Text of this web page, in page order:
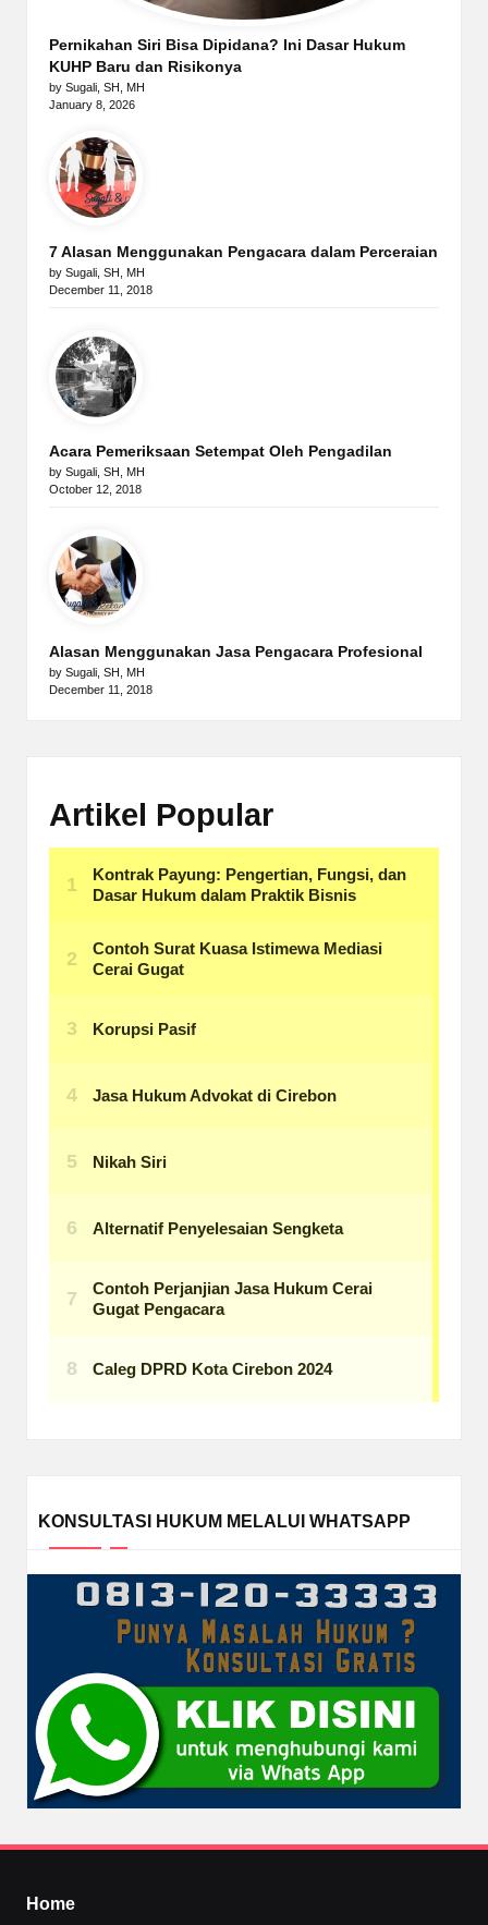
Pernikahan Siri Bisa Dipidana? Ini Dasar Hukum
KUHP Baru dan Risikonya
by Sugali, SH, MH
January 8, 2026
7 Alasan Menggunakan Pengacara dalam Perceraian
by Sugali, SH, MH
December 11, 2018
Acara Pemeriksaan Setempat Oleh Pengadilan
by Sugali, SH, MH
October 12, 2018
Alasan Menggunakan Jasa Pengacara Profesional
by Sugali, SH, MH
December 11, 2018
Artikel Popular
KONSULTASI HUKUM MELALUI WHATSAPP
Home